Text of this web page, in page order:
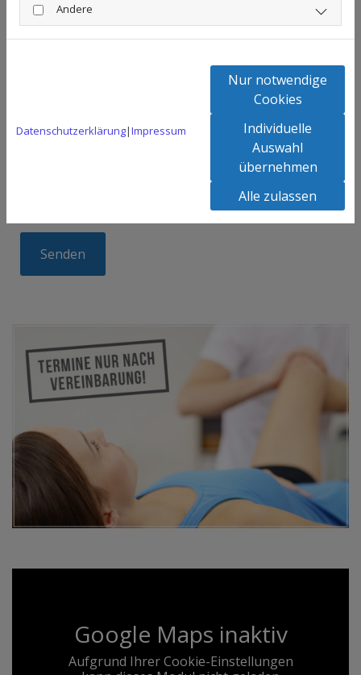
Ich habe die Datenschutzerklärung zur Kenntnis
genommen und stimme der Verarbeitung meiner
Google Maps inaktiv
Aufgrund Ihrer Cookie-Einstellungen
Andere
Datenschutzerklärung|Impressum
Nur notwendige
Cookies
Individuelle
Auswahl
übernehmen
Alle zulassen